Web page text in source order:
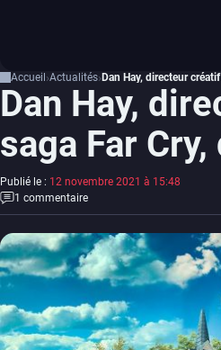
Accueil Actualités Dan Hay, directeur
Dan Hay,
saga Far
Publié le : 12 novembre 2021 à 15:48
1 commentaire